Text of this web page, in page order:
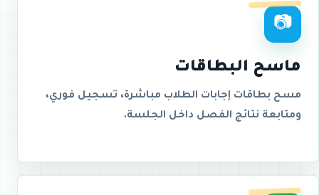
📷
ماسح البطاقات
مسح بطاقات إجابات الطلاب مباشرة، تسجيل فوري،
ومتابعة نتائج الفصل داخل الجلسة.